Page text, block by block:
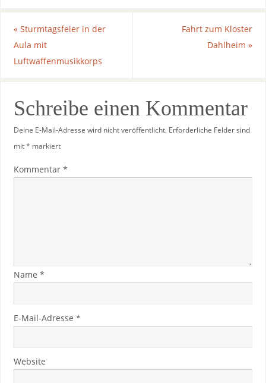
«Sturmtagsfeier in der
Aula mit
Luftwaffenmusikkorps
Fahrt zum Kloster
Dahlheim»
Schreibe einen Kommentar
Deine E-Mail-Adresse wird nicht veröffentlicht. Erforderliche Felder sind
mit* markiert
Kommentar *
Name *
E-Mail-Adresse *
Website